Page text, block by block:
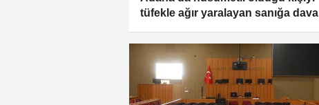
tüfekle ağır yaralayan sanığa dava